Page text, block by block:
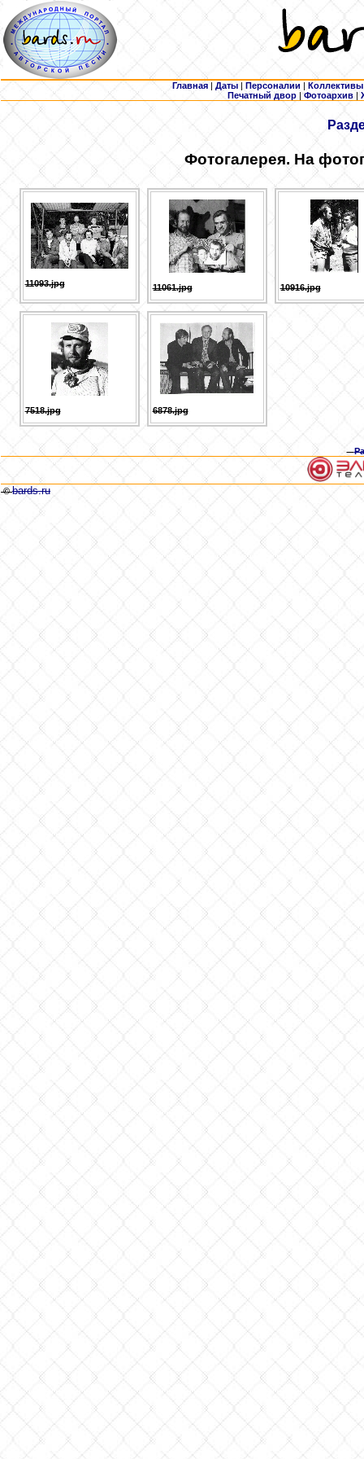
Главная | Даты | Персоналии | Коллективы
Печатный двор |Фотоархив |
Фотогалерея. На
11093.jpg 11061.jpg 10916.jpg
7518.jpg 6878.jpg
©bards.ru